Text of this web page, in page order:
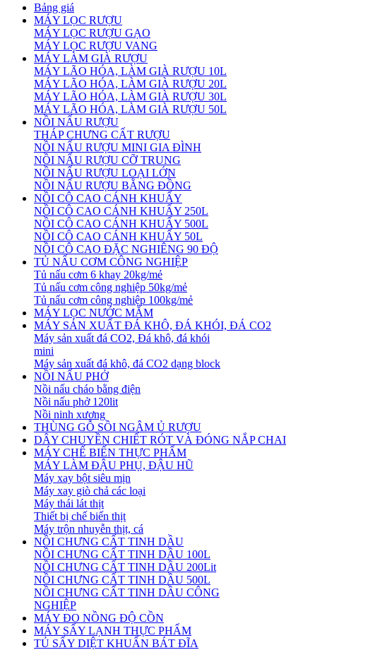
Bảng giá
MÁY LỌC RƯỢU
MÁY LỌC RƯỢU GẠO
MÁY LỌC RƯỢU VANG
MÁY LÀM GIÀ RƯỢU
MÁY LÃO HÓA, LÀM GIÀ RƯỢU 10L
MÁY LÃO HÓA, LÀM GIÀ RƯỢU 20L
MÁY LÃO HÓA, LÀM GIÀ RƯỢU 30L
MÁY LÃO HÓA, LÀM GIÀ RƯỢU 50L
NỒI NẤU RƯỢU
THÁP CHƯNG CẤT RƯỢU
NỒI NẤU RƯỢU MINI GIA ĐÌNH
NỒI NẤU RƯỢU CỠ TRUNG
NỒI NẤU RƯỢU LOẠI LỚN
NỒI NẤU RƯỢU BẰNG ĐỒNG
NỒI CÔ CAO CÁNH KHUẤY
NỒI CÔ CAO CÁNH KHUẤY 250L
NỒI CÔ CAO CÁNH KHUẤY 500L
NỒI CÔ CAO CÁNH KHUẤY 50L
NỒI CÔ CAO ĐẶC NGHIÊNG 90 ĐỘ
TỦ NẤU CƠM CÔNG NGHIỆP
Tủ nấu cơm 6 khay 20kg/mẻ
Tủ nấu cơm công nghiệp 50kg/mẻ
Tủ nấu cơm công nghiệp 100kg/mẻ
MÁY LỌC NƯỚC MẮM
MÁY SẢN XUẤT ĐÁ KHÔ, ĐÁ KHÓI, ĐÁ CO2
Máy sản xuất đá CO2, Đá khô, đá khói
mini
Máy sản xuất đá khô, đá CO2 dạng block
NỒI NẤU PHỞ
Nồi nấu cháo bằng điện
Nồi nấu phở 120lit
Nồi ninh xương
THÙNG GỖ SỒI NGÂM Ủ RƯỢU
DÂY CHUYỀN CHIẾT RÓT VÀ ĐÓNG NẮP CHAI
MÁY CHẾ BIẾN THỰC PHẨM
MÁY LÀM ĐẬU PHỤ, ĐẬU HŨ
Máy xay bột siêu mịn
Máy xay giò chả các loại
Máy thái lát thịt
Thiết bị chế biến thịt
Máy trộn nhuyễn thịt, cá
NỒI CHƯNG CẤT TINH DẦU
NỒI CHƯNG CẤT TINH DẦU 100L
NỒI CHƯNG CẤT TINH DẦU 200Lit
NỒI CHƯNG CẤT TINH DẦU 500L
NỒI CHƯNG CẤT TINH DẦU CÔNG
NGHIỆP
MÁY ĐO NỒNG ĐỘ CỒN
MÁY SẤY LẠNH THỰC PHẨM
TỦ SẤY DIỆT KHUẨN BÁT ĐĨA